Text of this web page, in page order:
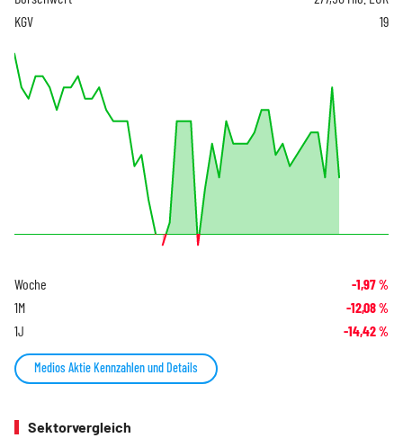
KGV
19
Woche -1,97%
1M -12,08%
1J -14,42%
Medios Aktie Kennzahlen und Details
Sektorvergleich